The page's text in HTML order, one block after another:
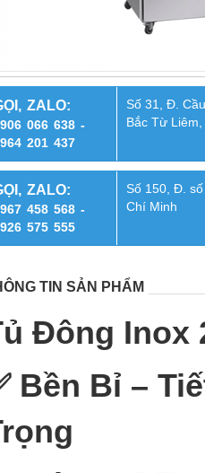
ZALO:
066 638 -
201 437
Số 31, Đ.
Bắc Từ
ZALO:
458 568 -
575 555
Số 150, Đ.
Chí Minh
TIN SẢN PHẨM
Đông Inox
Bền Bỉ –